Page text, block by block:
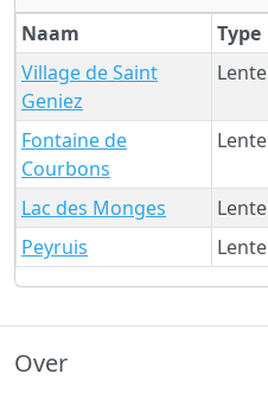
Naam Type
Village de Saint
Geniez
Lente
Fontaine de
Courbons
Lente
Lac des Monges Lente
Peyruis
Lente
Over